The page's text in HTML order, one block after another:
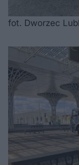
fot. Dworzec